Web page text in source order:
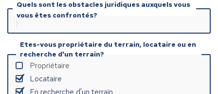
Quels sont les obstacles juridiques auxquels vous
vous êtes confrontés?
Etes-vous propriétaire du terrain, locataire ou en
recherche d'un terrain?
Propriétaire
Locataire
En recherche d'un terrain